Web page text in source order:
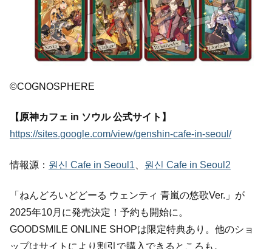
©COGNOSPHERE
【原神カフェ in ソウル 公式サイト】
https://sites.google.com/view/genshin-cafe-in-seoul/
情報源： 원신 Cafe in Seoul1 원신 Cafe in Seoul2
「ねんどろいどどーる ウェンティ 青嵐の悠歌Ver.」が
2025年10月に発売決定！予約も開始に。
GOODSMILE ONLINE SHOPは限定特典あり。他のショ
ップはサイトにより割引で購入できるところも。